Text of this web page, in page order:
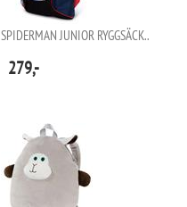
SPIDERMAN JUNIOR RYGGSÄCK..
279,-